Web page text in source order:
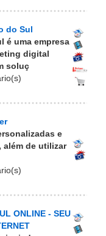
do Sul
é uma empresa
digital
soluç
e
além de utilizar
ONLINE - SEU